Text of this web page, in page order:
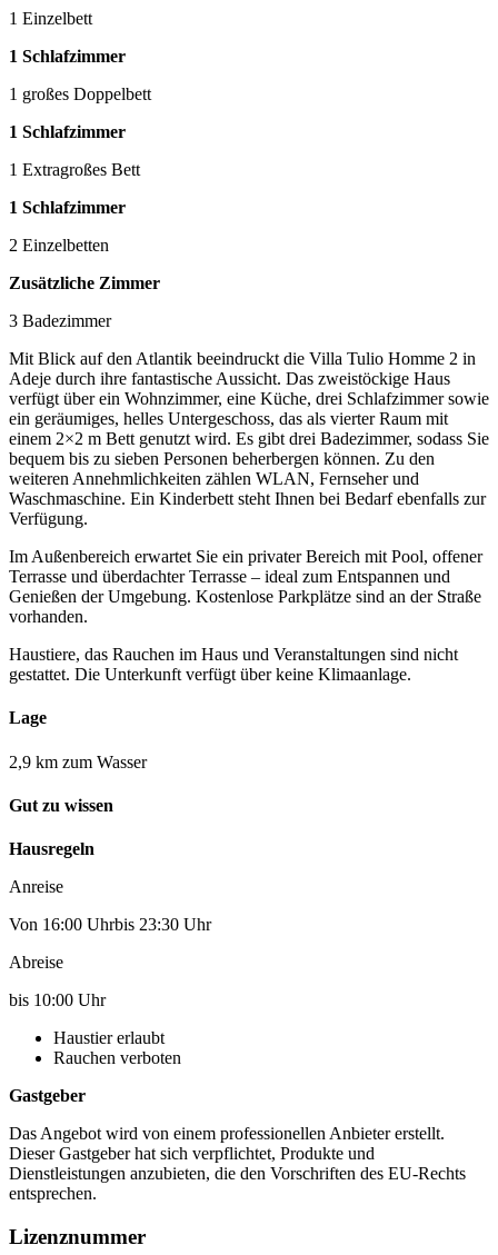
1 Einzelbett
1 Schlafzimmer
1 großes Doppelbett
1 Schlafzimmer
1 Extragroßes Bett
1 Schlafzimmer
2 Einzelbetten
Zusätzliche Zimmer
3 Badezimmer
Mit Blick auf den Atlantik beeindruckt die Villa Tulio Homme 2 in
Adeje durch ihre fantastische Aussicht. Das zweistöckige Haus
verfügt über ein Wohnzimmer, eine Küche, drei Schlafzimmer sowie
ein geräumiges, helles Untergeschoss, das als vierter Raum mit
einem 2×2 m Bett genutzt wird. Es gibt drei Badezimmer, sodass Sie
bequem bis zu sieben Personen beherbergen können. Zu den
weiteren Annehmlichkeiten zählen WLAN, Fernseher und
Waschmaschine. Ein Kinderbett steht Ihnen bei Bedarf ebenfalls zur
Verfügung.
Im Außenbereich erwartet Sie ein privater Bereich mit Pool, offener
Terrasse und überdachter Terrasse – ideal zum Entspannen und
Genießen der Umgebung. Kostenlose Parkplätze sind an der Straße
vorhanden.
Haustiere, das Rauchen im Haus und Veranstaltungen sind nicht
gestattet. Die Unterkunft verfügt über keine Klimaanlage.
Lage
2,9 km zum Wasser
Gut zu wissen
Hausregeln
Anreise
Von 16:00 Uhrbis 23:30 Uhr
Abreise
bis 10:00 Uhr
Haustier erlaubt
Rauchen verboten
Gastgeber
Das Angebot wird von einem professionellen Anbieter erstellt.
Dieser Gastgeber hat sich verpflichtet, Produkte und
Dienstleistungen anzubieten, die den Vorschriften des EU-Rechts
entsprechen.
Lizenznummer